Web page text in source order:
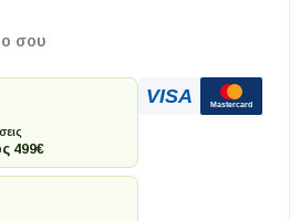
σου
499€
VISA Mastercard